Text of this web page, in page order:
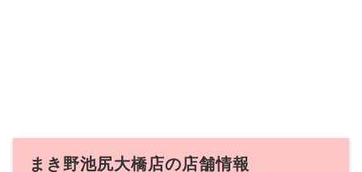
まき野池尻大橋店の店舗情報